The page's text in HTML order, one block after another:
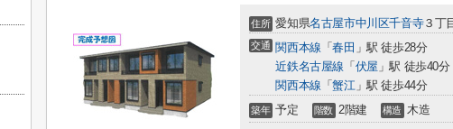
住所 愛知県名古屋市中川区千音寺３丁
交通 関西本線 「春田 」駅 徒歩28分
近鉄名古屋線 「 伏屋 」駅 徒歩40分
関西本線 「蟹江」駅 徒歩44分
築年 予定 階数 2階建 構造 木造